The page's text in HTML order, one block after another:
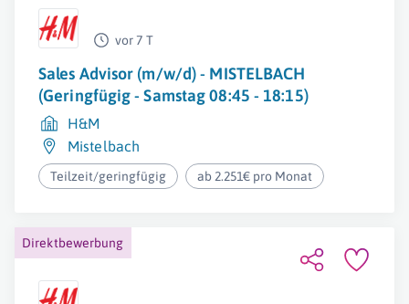
vor 7 T
Sales Advisor (m/w/d) - MISTELBACH
(Geringfügig - Samstag 08:45 - 18:15)
H&M
Mistelbach
Teilzeit/geringfügig ab 2.251€ pro Monat
Direktbewerbung